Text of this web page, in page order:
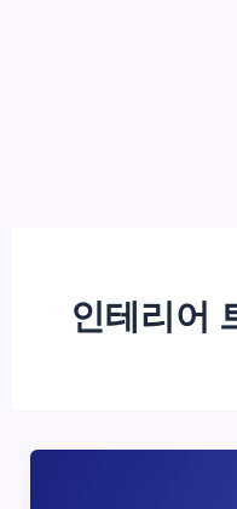
인테리어